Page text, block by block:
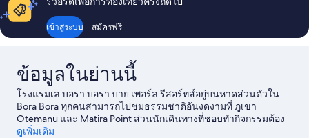
สวน
สระ
ว่าย
น้ำ
เข้าสู่ระบบ สมัครฟรี
ข้อมูลในย่านนี้
โรงแรมเล บอรา บอรา บาย เพอร์ล รีสอร์ทส์อยู่บนหาดส่วนตัวใน
Bora Bora ทุกคนสามารถไปชมธรรมชาติอันงดงามที่ ภูเขา
Otemanu และ Matira Point ส่วนนักเดินทางที่ชอบทำกิจกรรมต้อง
ไป ท่าเรือ Vaitape หาด Matira และ Motu Piti เป็นสถานที่แนะนำอีก
ดูเพิ่มเติม